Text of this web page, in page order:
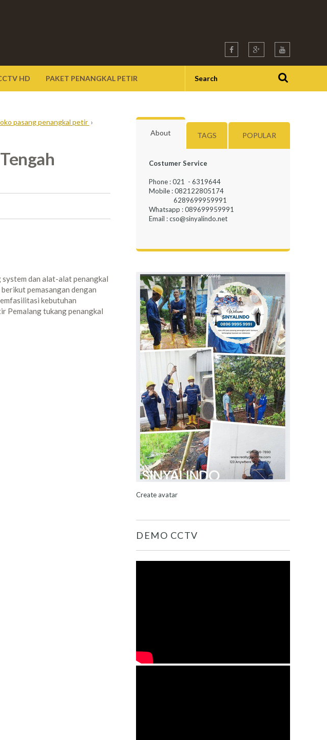
HD PAKET PENANGKAL PETIR
pasang penangkal petir ›
dan alat-alat penangkal
pemasangan dengan
kebutuhan
Pemalang tukang penangkal
About TAGS POPULAR
Costumer Service
Phone : 021 - 6319644
Mobile : 082122805174
6289699959991
Whatsapp : 089699959991
Email : cso@sinyalindo.net
Create avatar
DEMO CCTV